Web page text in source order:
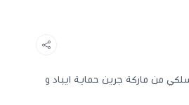
كفر ايباد مع كبيورد لاسلكي من ماركة جرين حماية ايباد و